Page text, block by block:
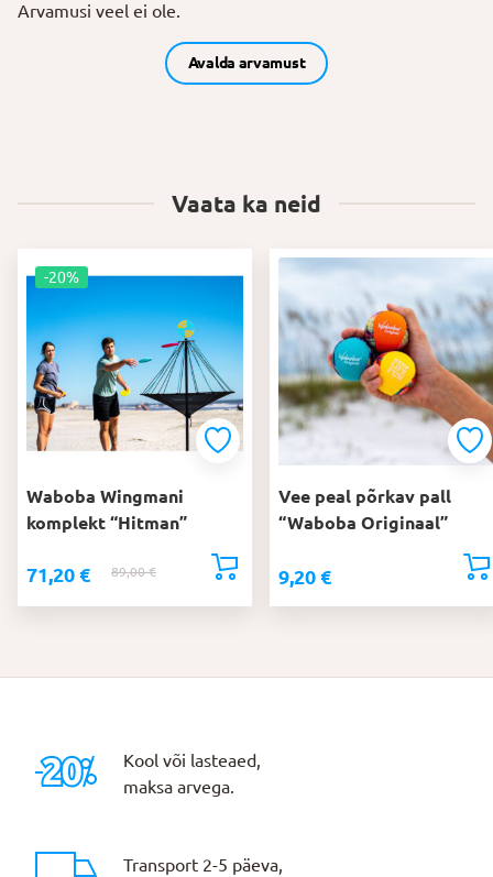
Arvamusi veel ei ole.
Avalda arvamust
Vaata ka neid
-20%
Waboba Wingmani
komplekt “Hitman”
89,00€Algne
71,20 €
Praegune
Vee peal põrkav pall
“Waboba Originaal”
9,20 €
Kool või lasteaed,
maksa arvega.
Transport 2-5 päeva,